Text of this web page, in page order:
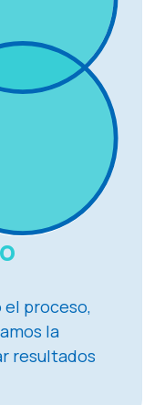
proceso,
la
resultados